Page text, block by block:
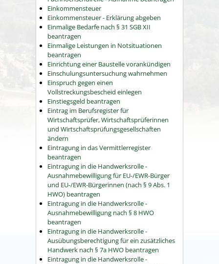
Einkommensteuer
Einkommensteuer - Erklärung abgeben
Einmalige Bedarfe nach § 31 SGB XII
beantragen
Einmalige Leistungen in Notsituationen
beantragen
Einrichtung einer Baustelle vorankündigen
Einschulungsuntersuchung wahrnehmen
Einspruch gegen einen
Vollstreckungsbescheid einlegen
Einstiegsgeld beantragen
Eintrag im Berufsregister für
Wirtschaftsprüfer, Wirtschaftsprüferinnen
und Wirtschaftsprüfungsgesellschaften
ändern
Eintragung in das Vermittlerregister
beantragen
Eintragung in die Handwerksrolle -
Ausnahmebewilligung für EU-/EWR-Bürger
und EU-/EWR-Bürgerinnen (nach § 9 Abs. 1
HWO) beantragen
Eintragung in die Handwerksrolle -
Ausnahmebewilligung nach § 8 HWO
beantragen
Eintragung in die Handwerksrolle -
Ausübungsberechtigung für ein zusätzliches
Handwerk nach § 7a HWO beantragen
Eintragung in die Handwerksrolle -